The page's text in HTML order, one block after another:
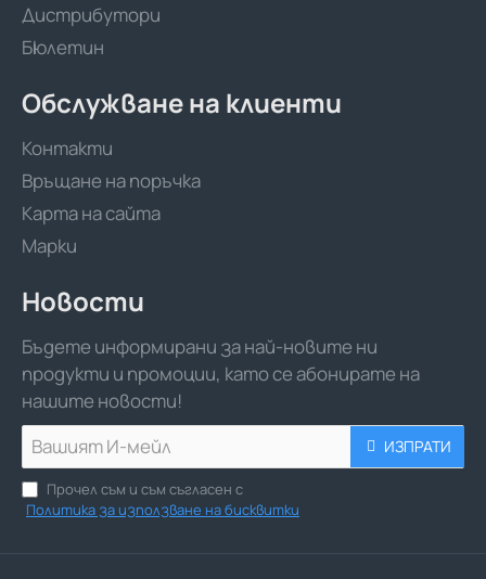
Дистрибутори
Бюлетин
Обслужване на клиенти
Контакти
Връщане на поръчка
Карта на сайта
Марки
Новости
Бъдете информирани за най-новите ни
продукти и промоции, като се абонирате на
нашите новости!
И-
мейл
ИЗПРАТИ
Прочел съм и съм съгласен с
Политика за използване на бисквитки